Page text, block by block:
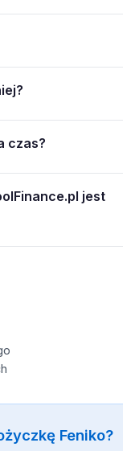
czas?
jest
Feniko?